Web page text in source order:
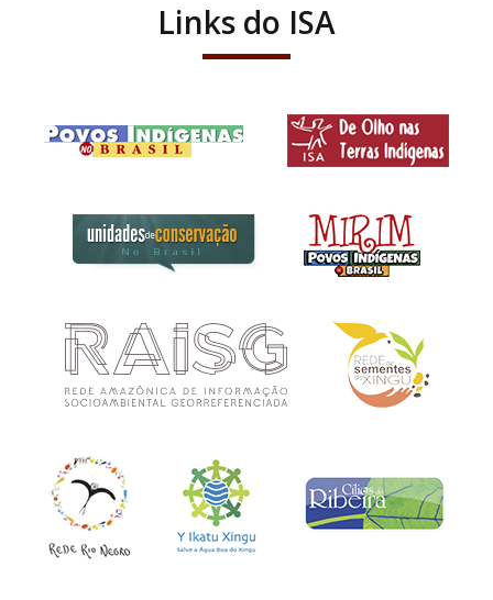
Links do ISA